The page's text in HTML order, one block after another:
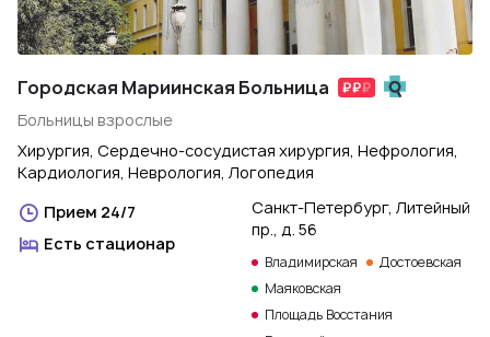
Городская Мариинская Больница
Больницы взрослые
Хирургия, Сердечно-сосудистая хирургия, Нефрология,
Кардиология, Неврология, Логопедия
Прием 24/7
Есть стационар
Санкт-Петербург, Литейный
пр., д. 56
Владимирская
Достоевская
Маяковская
Площадь Восстания